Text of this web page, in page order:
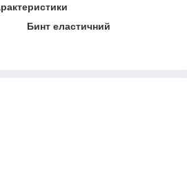
Бинт еластичний